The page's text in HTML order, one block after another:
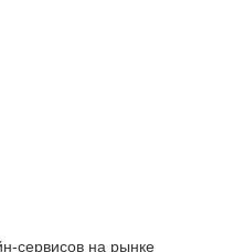
сервисов на рынке